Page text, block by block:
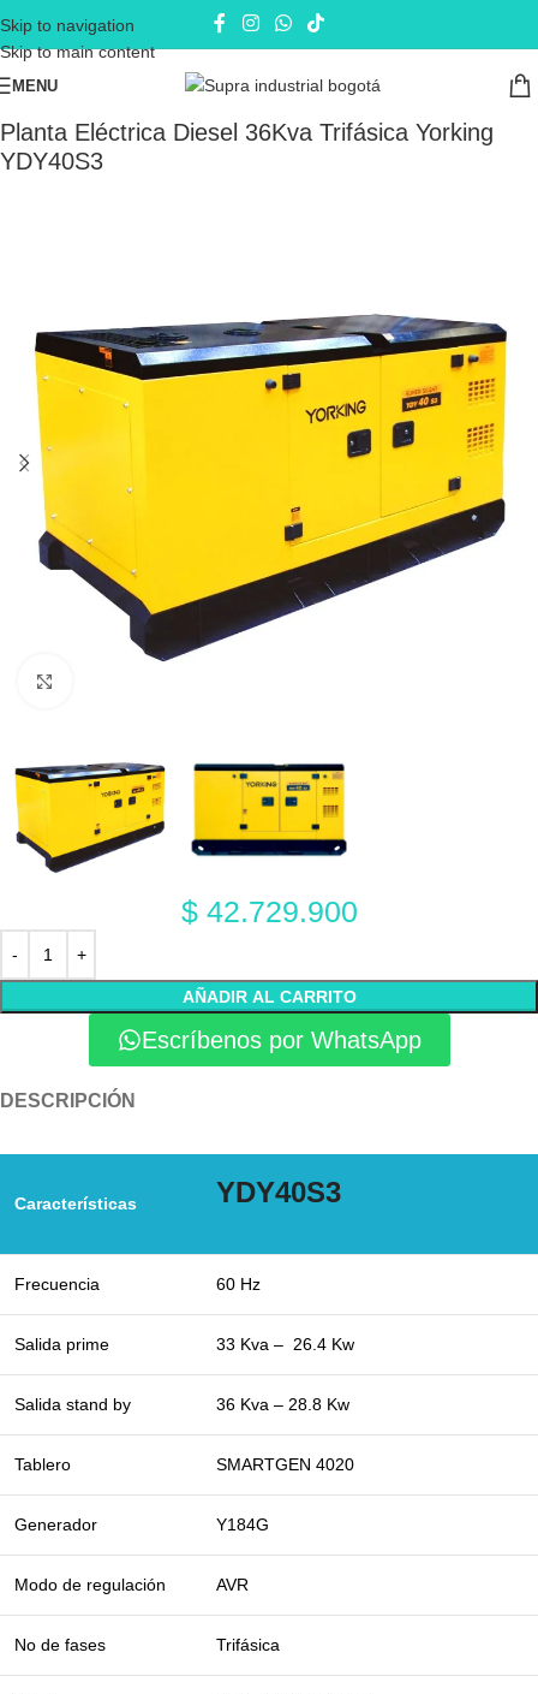
Skip to navigation
Skip to main content
MENU
Inicio Plantas eléctricas Planta eléctrica Diesel
Planta Eléctrica Diesel 36Kva Trifásica Yorking
YDY40S3
$42.729.900
AÑADIR AL CARRITO
Escríbenos por WhatsApp
DESCRIPCIÓN
Características YDY40S3
Frecuencia 60 Hz
Salida prime 33 Kva – 26.4 Kw
Salida stand by 36 Kva – 28.8 Kw
Tablero SMARTGEN 4020
Generador Y184G
Modo de regulación AVR
No de fases Trifásica